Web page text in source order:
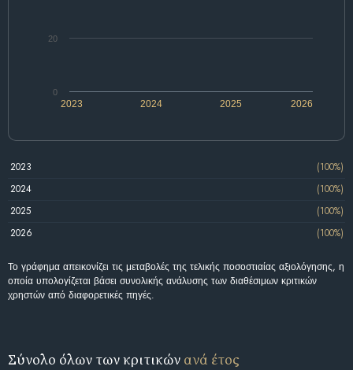
2024 2026
2023 2025
0
20
2023
(100%)
2024
(100%)
2025
(100%)
2026
(100%)
Το γράφημα απεικονίζει τις μεταβολές της τελικής ποσοστιαίας αξιολόγησης, η
οποία υπολογίζεται βάσει συνολικής ανάλυσης των διαθέσιμων κριτικών
χρηστών από διαφορετικές πηγές.
Σύνολο όλων των κριτικών ανά έτος